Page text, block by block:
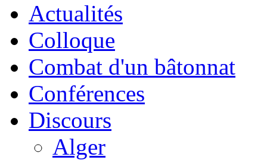
Actualités
Colloque
Combat d'un bâtonnat
Conférences
Discours
Alger